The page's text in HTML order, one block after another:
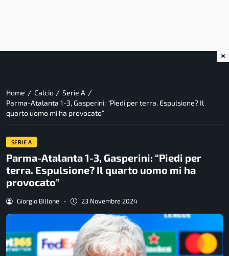
Home / Calcio / Serie A /
Parma-Atalanta 1-3, Gasperini: “Piedi per terra. Espulsione? Il
quarto uomo mi ha provocato”
SERIE A
Parma-Atalanta 1-3, Gasperini: “Piedi per
terra. Espulsione? Il quarto uomo mi ha
provocato”
Giorgio Billone - 23 Novembre 2024
×